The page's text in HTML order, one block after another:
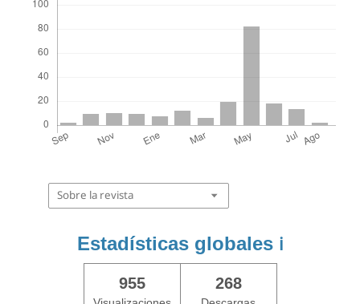
Sobre la revista
Estadísticas globales ℹ️
955 268